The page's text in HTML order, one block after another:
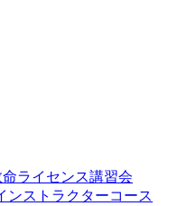
ライセンス講習会
ンストラクターコース